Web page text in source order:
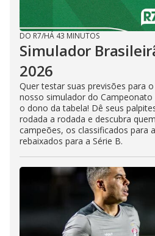
DO R7/HÁ 43 MINUTOS
Simulador
2026
Quer testar suas previsões para
nosso simulador do Campeonato
o dono da tabela! Dê seus
rodada a rodada e descubra
campeões, os classificados para
rebaixados para a Série B.